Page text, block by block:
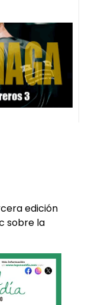
edición
sobre la